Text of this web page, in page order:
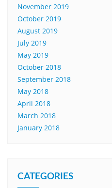
November 2019
October 2019
August 2019
July 2019
May 2019
October 2018
September 2018
May 2018
April 2018
March 2018
January 2018
CATEGORIES